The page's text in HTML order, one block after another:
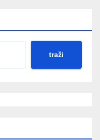
traži